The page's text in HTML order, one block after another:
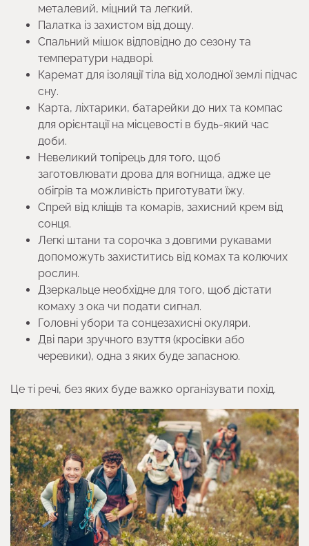
металевий, міцний та легкий.
Палатка із захистом від дощу.
Спальний мішок відповідно до сезону та
температури надворі.
Каремат для ізоляції тіла від холодної землі підчас
сну.
Карта, ліхтарики, батарейки до них та компас
для орієнтації на місцевості в будь-який час
доби.
Невеликий топірець для того, щоб
заготовлювати дрова для вогнища, адже це
обігрів та можливість приготувати їжу.
Спрей від кліщів та комарів, захисний крем від
сонця.
Легкі штани та сорочка з довгими рукавами
допоможуть захиститись від комах та колючих
рослин.
Дзеркальце необхідне для того, щоб дістати
комаху з ока чи подати сигнал.
Головні убори та сонцезахисні окуляри.
Дві пари зручного взуття (кросівки або
черевики), одна з яких буде запасною.
Це ті речі, без яких буде важко організувати похід.